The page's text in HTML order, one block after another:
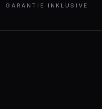
GARANTIE INKLUSIVE